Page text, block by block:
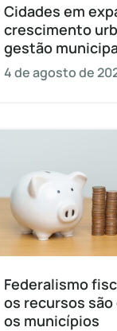
Cidades em
crescimento
gestão
4 de agosto de
Federalismo
os recursos
os municípios